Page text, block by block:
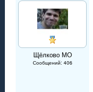
Щёлково МО
Сообщений: 406